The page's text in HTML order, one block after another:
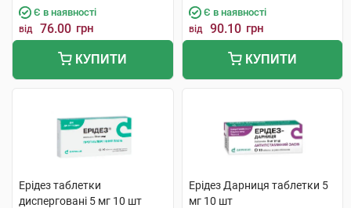
Є в наявності
від 76.00 грн
КУПИТИ
Є в наявності
від 90.10 грн
КУПИТИ
Ерідез таблетки
дисперговані 5 мг 10 шт
Ерідез Дарниця таблетки 5
мг 10 шт